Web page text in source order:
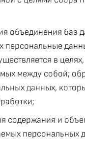
объединения баз
персональные
в целях,
между собой;
данных,
содержания и
персональных